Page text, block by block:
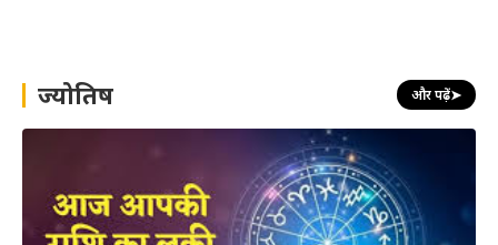
h ज्योतिष और पढ़ें➤